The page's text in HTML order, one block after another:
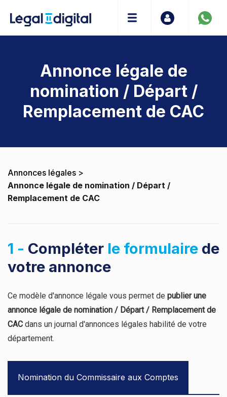
Annonce légale de
nomination / Départ /
Remplacement de CAC
Annonces légales >
Annonce légale de nomination / Départ /
Remplacement de CAC
1 - Compléter le formulaire de
votre annonce
Ce modèle d'annonce légale vous permet de publier une
annonce légale de nomination / Départ / Remplacement de
CAC dans un journal d'annonces légales habilité de votre
département.
Nomination du Commissaire aux Comptes